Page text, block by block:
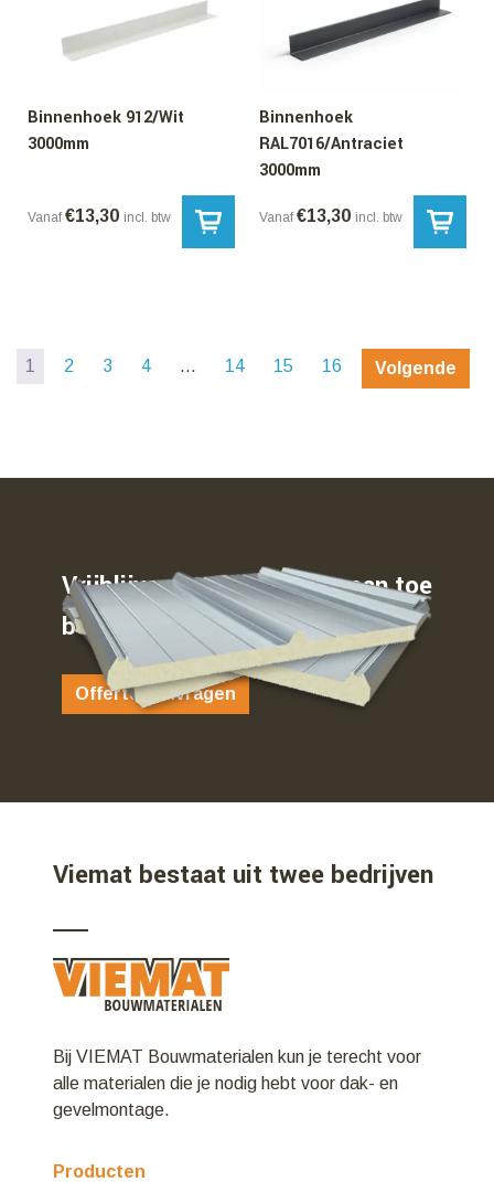
Binnenhoek 912/Wit
3000mm
Vanaf €13,30 incl. btw
Binnenhoek
RAL7016/Antraciet
3000mm
Vanaf €13,30 incl. btw
1 2 3 4 … 14 15 16 Volgende
Vrijblijvend weten waar u aan toe
bent…
Offerte aanvragen
Viemat bestaat uit twee bedrijven
Bij VIEMAT Bouwmaterialen kun je terecht voor
alle materialen die je nodig hebt voor dak- en
gevelmontage.
Producten